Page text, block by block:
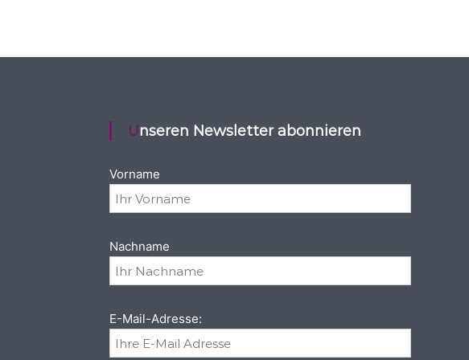
Unseren Newsletter abonnieren
Vorname
Nachname
E-Mail-Adresse: